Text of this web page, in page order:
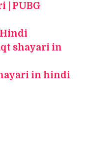
| PUBG
shayari in
shayari in hindi